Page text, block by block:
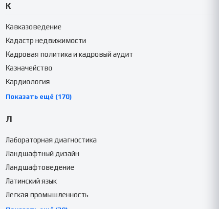
К
Кавказоведение
Кадастр недвижимости
Кадровая политика и кадровый аудит
Казначейство
Кардиология
Показать ещё (170)
Л
Лабораторная диагностика
Ландшафтный дизайн
Ландшафтоведение
Латинский язык
Легкая промышленность